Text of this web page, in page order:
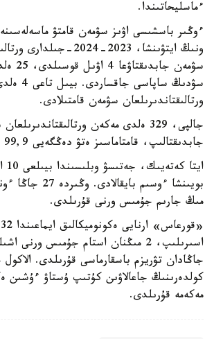
ءماسليحاتىندا.
ءوڭىر باسشىسى اۋىز سۋمەن قامتۋ
ونىڭ ايتۋىنشا، 2023-2024-
سۋدىڭ
ورتالىقتاندىرىلعان سۋمەن قامتىلادى.
جالپى، 329 ەلدى مەكەن
جابدىقتالىپ، قامتاماسىز ەتۋ دەڭگەيى 99,9 پايىزعا جەتتى.
بويىنشا ءوسىم
مىڭ جارىم جۇمىس ورنى قۇرىلدى.
اسىرىلىپ، 2 مىڭنان استام جۇمىس
جاڭادان تۋريزم باسقارماسى قۇرىلدى.
كولدەرىنىڭ جاعالاۋىن كۇتىپ ۇستاۋ ءۇشىن
مەكەمە قۇرىلدى.